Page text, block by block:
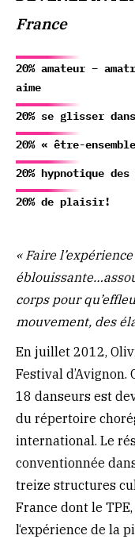
France
20% amateur –
aime
20% se glisser
20% « être-
20% hypnotique
20% de plaisir!
« Faire
corps pour
mouvement, des
En juillet 2012,
Festival
18 danseurs est
du répertoire
international. Le
conventionnée
treize structures
France dont le
l‘expérience de la